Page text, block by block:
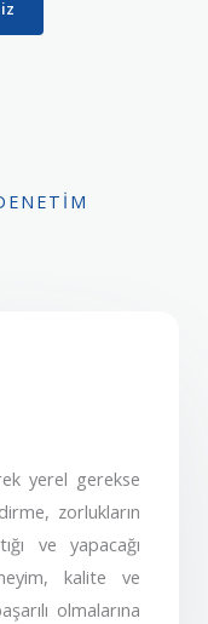
yerel gerekse
zorlukların
ve yapacağı
kalite ve
olmalarına